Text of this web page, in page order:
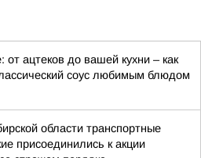
от ацтеков до вашей кухни – как
соус любимым блюдом
области транспортные
присоединились к акции